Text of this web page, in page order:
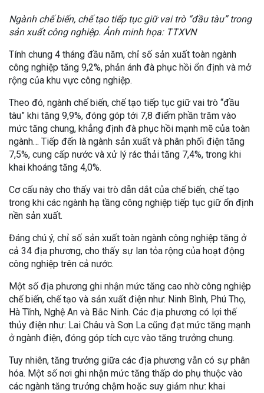
Ngành chế biến, chế tạo tiếp tục giữ vai trò “đầu tàu” trong
sản xuất công nghiệp. Ảnh minh họa: TTXVN
Tính chung 4 tháng đầu năm, chỉ số sản xuất toàn ngành
công nghiệp tăng 9,2%, phản ánh đà phục hồi ổn định và mở
rộng của khu vực công nghiệp.
Theo đó, ngành chế biến, chế tạo tiếp tục giữ vai trò “đầu
tàu” khi tăng 9,9%, đóng góp tới 7,8 điểm phần trăm vào
mức tăng chung, khẳng định đà phục hồi mạnh mẽ của toàn
ngành… Tiếp đến là ngành sản xuất và phân phối điện tăng
7,5%, cung cấp nước và xử lý rác thải tăng 7,4%, trong khi
khai khoáng tăng 4,0%.
Cơ cấu này cho thấy vai trò dẫn dắt của chế biến, chế tạo
trong khi các ngành hạ tầng công nghiệp tiếp tục giữ ổn định
nền sản xuất.
Đáng chú ý, chỉ số sản xuất toàn ngành công nghiệp tăng ở
cả 34 địa phương, cho thấy sự lan tỏa rộng của hoạt động
công nghiệp trên cả nước.
Một số địa phương ghi nhận mức tăng cao nhờ công nghiệp
chế biến, chế tạo và sản xuất điện như: Ninh Bình, Phú Thọ,
Hà Tĩnh, Nghệ An và Bắc Ninh. Các địa phương có lợi thế
thủy điện như: Lai Châu và Sơn La cũng đạt mức tăng mạnh
ở ngành điện, đóng góp tích cực vào tăng trưởng chung.
Tuy nhiên, tăng trưởng giữa các địa phương vẫn có sự phân
hóa. Một số nơi ghi nhận mức tăng thấp do phụ thuộc vào
các ngành tăng trưởng chậm hoặc suy giảm như: khai